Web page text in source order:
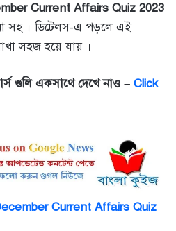
Current Affairs Quiz 2023
সহ । ডিটেলস-এ পড়লে এই
সহজ হয়ে যায় ।
গুলি একসাথে দেখে নাও – Click
Current Affairs Quiz